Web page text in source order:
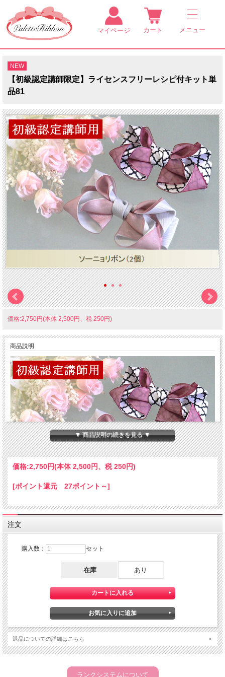
マイページ カート メニュー
NEW
【初級認定講師限定】ライセンスフリーレシピ付キット単
品81
価格:2,750円(本体 2,500円、税 250円)
商品説明
▼ 商品説明の続きを見る ▼
価格:2,750円(本体 2,500円、税 250円)
[ポイント還元 27ポイント～]
注文
購入数： セット
在庫 あり
返品についての詳細はこちら
ランクシステムについて